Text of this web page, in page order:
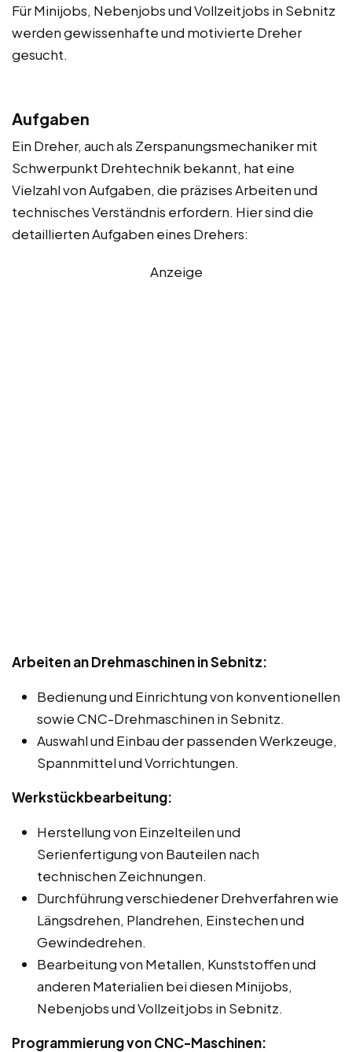
Für Minijobs, Nebenjobs und Vollzeitjobs in Sebnitz
werden gewissenhafte und motivierte Dreher
gesucht.
Aufgaben
Ein Dreher, auch als Zerspanungsmechaniker mit
Schwerpunkt Drehtechnik bekannt, hat eine
Vielzahl von Aufgaben, die präzises Arbeiten und
technisches Verständnis erfordern. Hier sind die
detaillierten Aufgaben eines Drehers:
Anzeige
Arbeiten an Drehmaschinen in Sebnitz:
Bedienung und Einrichtung von konventionellen
sowie CNC-Drehmaschinen in Sebnitz.
Auswahl und Einbau der passenden Werkzeuge,
Spannmittel und Vorrichtungen.
Werkstückbearbeitung:
Herstellung von Einzelteilen und
Serienfertigung von Bauteilen nach
technischen Zeichnungen.
Durchführung verschiedener Drehverfahren wie
Längsdrehen, Plandrehen, Einstechen und
Gewindedrehen.
Bearbeitung von Metallen, Kunststoffen und
anderen Materialien bei diesen Minijobs,
Nebenjobs und Vollzeitjobs in Sebnitz.
Programmierung von CNC-Maschinen: